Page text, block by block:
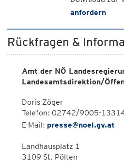
anfordern
Rückfragen &
Amt der NÖ
Landesamtsdirektion/
Doris Zöger
Telefon: 02742/9005-
E-Mail: presse@noel.gv.at
Landhausplatz 1
3109 St. Pölten